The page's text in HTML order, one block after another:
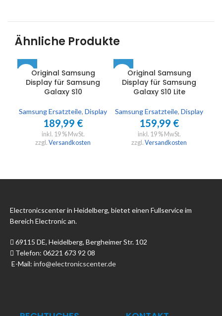
Ähnliche Produkte
Original Samsung
Display für Samsung
Galaxy S10
Samsung Ersatzteile, Display
189,99 €
inkl. 19 % MwSt.
zzgl. Versandkosten
Original Samsung
Display für Samsung
Galaxy S10 Lite
Samsung Ersatzteile, Display
159,99 €
inkl. 19 % MwSt.
zzgl. Versandkosten
Electronicscenter in Heidelberg, bietet einen Fullservice im
Bereich Electronic an.
69115 DE, Heidelberg, Bergheimer Str. 102
Telefon: 06221 673 92 08
E-Mail:info@electronicscenter.de